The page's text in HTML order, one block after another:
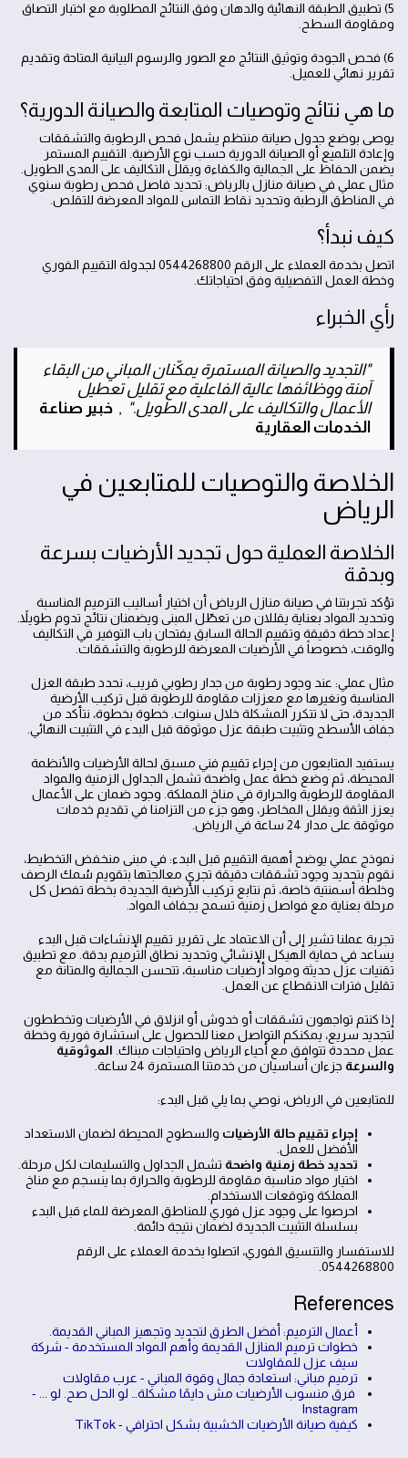
5) تطبيق الطبقة النهائية والدهان وفق النتائج المطلوبة مع اختبار التصاق
ومقاومة السطح.
6) فحص الجودة وتوثيق النتائج مع الصور والرسوم البيانية المتاحة وتقديم
تقرير نهائي للعميل.
ما هي نتائج وتوصيات المتابعة والصيانة الدورية؟
يوصى بوضع جدول صيانة منتظم يشمل فحص الرطوبة والتشققات
وإعادة التلميع أو الصيانة الدورية حسب نوع الأرضية. التقييم المستمر
يضمن الحفاظ على الجمالية والكفاءة ويقلل التكاليف على المدى الطويل.
مثال عملي في صيانة منازل بالرياض: تحديد فاصل فحص رطوبة سنوي
في المناطق الرطبة وتحديد نقاط التماس للمواد المعرضة للتقلص.
كيف نبدأ؟
اتصل بخدمة العملاء على الرقم 0544268800 لجدولة التقييم الفوري
وخطة العمل التفصيلية وفق احتياجاتك.
رأي الخبراء
"التجديد والصيانة المستمرة يمكّنان المباني من البقاء
آمنة ووظائفها عالية الفاعلية مع تقليل تعطيل
الأعمال والتكاليف على المدى الطويل." , خبير صناعة
الخدمات العقارية
الخلاصة والتوصيات للمتابعين في
الرياض
الخلاصة العملية حول تجديد الأرضيات بسرعة
وبدقة
تؤكد تجربتنا في صيانة منازل الرياض أن اختيار أساليب الترميم المناسبة
وتحديد المواد بعناية يقللان من تعطّل المبنى ويضمنان نتائج تدوم طويلاً.
إعداد خطة دقيقة وتقييم الحالة السابق يفتحان باب التوفير في التكاليف
والوقت، خصوصاً في الأرضيات المعرضة للرطوبة والتشققات.
مثال عملي: عند وجود رطوبة من جدار رطوبي قريب، نحدد طبقة العزل
المناسبة ونغيرها مع معززات مقاومة للرطوبة قبل تركيب الأرضية
الجديدة، حتى لا تتكرر المشكلة خلال سنوات. خطوة بخطوة، نتأكد من
جفاف الأسطح وتثبيت طبقة عزل موثوقة قبل البدء في التثبيت النهائي.
يستفيد المتابعون من إجراء تقييم فني مسبق لحالة الأرضيات والأنظمة
المحيطة، ثم وضع خطة عمل واضحة تشمل الجداول الزمنية والمواد
المقاومة للرطوبة والحرارة في مناخ المملكة. وجود ضمان على الأعمال
يعزز الثقة ويقلل المخاطر، وهو جزء من التزامنا في تقديم خدمات
موثوقة على مدار 24 ساعة في الرياض.
نموذج عملي يوضح أهمية التقييم قبل البدء: في مبنى منخفض التخطيط،
نقوم بتحديد وجود تشققات دقيقة تجري معالجتها بتقويم سُمك الرصف
وخلطة أسمنتية خاصة، ثم نتابع تركيب الأرضية الجديدة بخطة تفصل كل
مرحلة بعناية مع فواصل زمنية تسمح بجفاف المواد.
تجربة عملنا تشير إلى أن الاعتماد على تقرير تقييم الإنشاءات قبل البدء
يساعد في حماية الهيكل الإنشائي وتحديد نطاق الترميم بدقة. مع تطبيق
تقنيات عزل حديثة ومواد أرضيات مناسبة، تتحسن الجمالية والمتانة مع
تقليل فترات الانقطاع عن العمل.
إذا كنتم تواجهون تشققات أو خدوش أو انزلاق في الأرضيات وتخططون
لتجديد سريع، يمكنكم التواصل معنا للحصول على استشارة فورية وخطة
عمل محددة تتوافق مع أحياء الرياض واحتياجات مبناك. الموثوقية
والسرعة جزءان أساسيان من خدمتنا المستمرة 24 ساعة.
للمتابعين في الرياض، نوصي بما يلي قبل البدء:
إجراء تقييم حالة الأرضيات والسطوح المحيطة لضمان الاستعداد
الأفضل للعمل.
تحديد خطة زمنية واضحة تشمل الجداول والتسليمات لكل مرحلة.
اختيار مواد مناسبة مقاومة للرطوبة والحرارة بما ينسجم مع مناخ
المملكة وتوقعات الاستخدام.
احرصوا على وجود عزل فوري للمناطق المعرضة للماء قبل البدء
بسلسلة التثبيت الجديدة لضمان نتيجة دائمة.
للاستفسار والتنسيق الفوري، اتصلوا بخدمة العملاء على الرقم
0544268800.
References
أعمال الترميم: أفضل الطرق لتجديد وتجهيز المباني القديمة.
خطوات ترميم المنازل القديمة وأهم المواد المستخدمة - شركة
سيف عزل للمقاولات
ترميم مباني: استعادة جمال وقوة المباني - عرب مقاولات
⁨ فرق منسوب الأرضيات مش دايمًا مشكلة… لو الحل صح. لو ... -
Instagram
كيفية صيانة الأرضيات الخشبية بشكل احترافي - TikTok